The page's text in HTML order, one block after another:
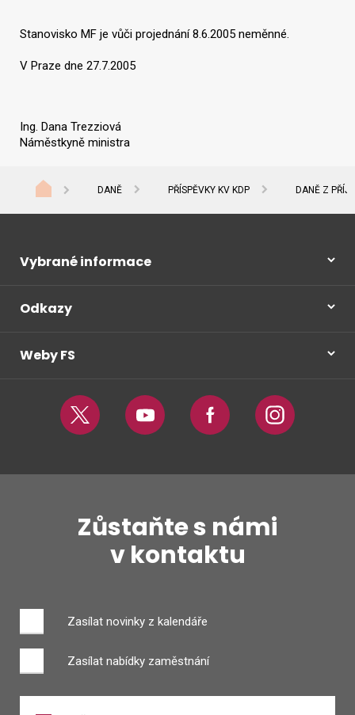
Stanovisko MF je vůči projednání 8.6.2005 neměnné.
V Praze dne 27.7.2005
Ing. Dana Trezziová
Náměstkyně ministra
DANĚ PŘÍSPĚVKY KV KDP DANĚ Z
Vybrané informace
Odkazy
Weby FS
Twitter Youtube Facebook Instagram
Zůstaňte s námi
v kontaktu
Zasílat novinky z kalendáře
Zasílat nabídky zaměstnání